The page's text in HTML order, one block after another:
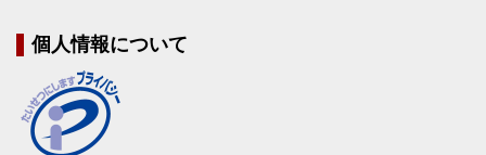
個人情報について